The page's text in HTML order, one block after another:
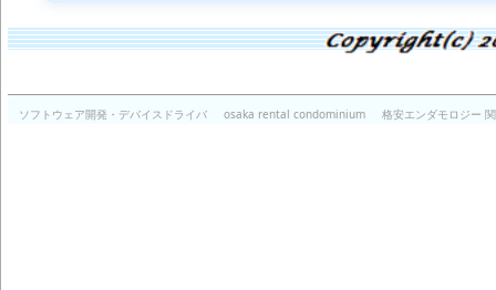
ソフトウェア開発・デバイスドライバ osaka rental condominium 格安エンダモロジー